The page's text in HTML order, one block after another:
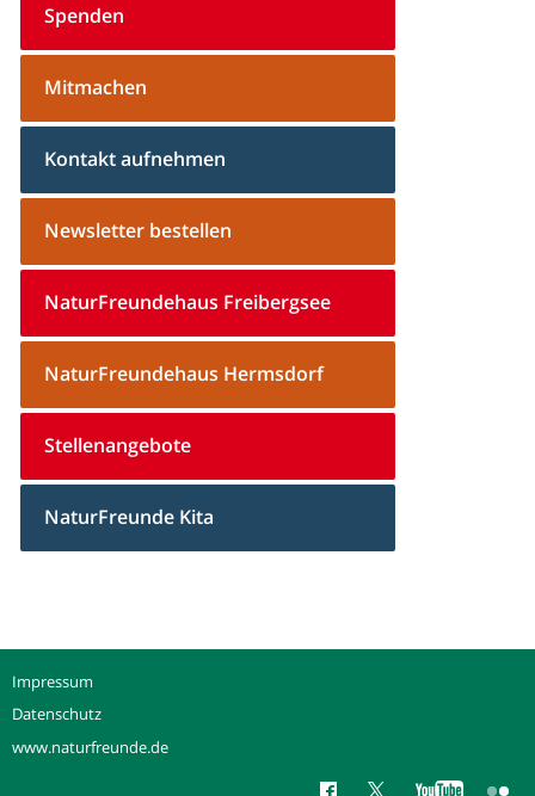
Spenden
Mitmachen
Kontakt aufnehmen
Newsletter bestellen
NaturFreundehaus Freibergsee
NaturFreundehaus Hermsdorf
Stellenangebote
NaturFreunde Kita
Impressum
Datenschutz
www.naturfreunde.de